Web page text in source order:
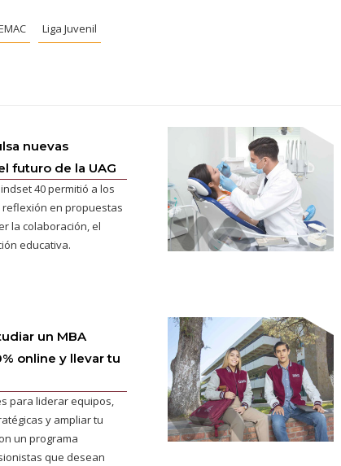
Liga Juvenil
nuevas
futuro de la UAG
40 permitió a los
en propuestas
la colaboración, el
educativa.
un MBA
online y llevar tu
para liderar equipos,
y ampliar tu
un programa
que desean